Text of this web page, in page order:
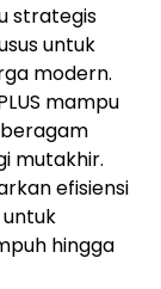
strategis
untuk
modern.
mampu
mutakhir.
efisiensi
hingga